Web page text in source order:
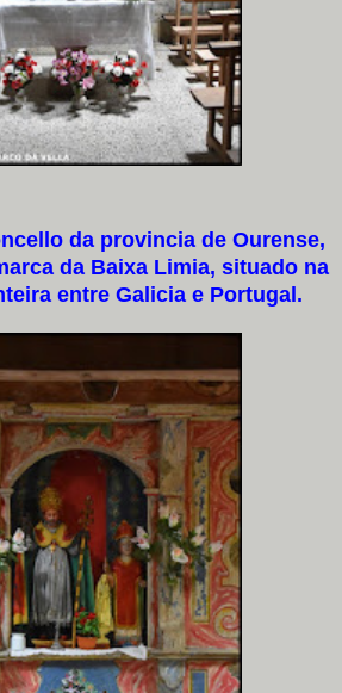
da provincia de Ourense,
da Baixa Limia, situado na
entre Galicia e Portugal.